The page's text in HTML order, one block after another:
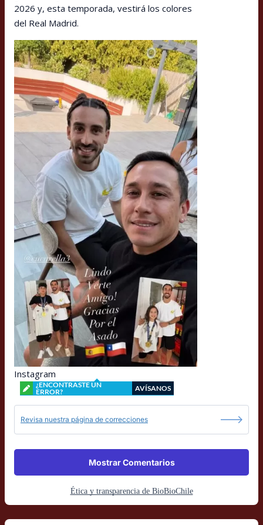
2026 y, esta temporada, vestirá los colores
del Real Madrid.
Instagram
¿ENCONTRASTE UN
ERROR?
AVÍSANOS
Revisa nuestra página de correcciones
Mostrar Comentarios
Ética y transparencia de BioBioChile